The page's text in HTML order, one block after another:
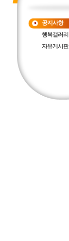
공지사항
행복갤러리
자유게시판